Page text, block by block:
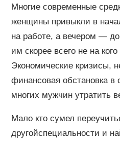
Многие современные
женщины привыкли в
на работе, а вечером —
им скорее всего не на
Экономические кризисы,
финансовая обстановка в
многих мужчин утратить
Мало кто сумел
другойспециальности и